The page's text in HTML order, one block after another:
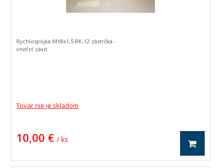
Tovar nie je skladom
10,00 € / ks
Rychlospojka M18x1,5 RK-12 zástrčka -
vnitřní závit